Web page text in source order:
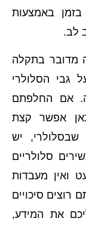
באמצעות
לב.
מדובר בתקלה
גבי הסלולרי
אם החלפתם
אפשר קצת
יש
סלולריים
ואין מעבדות
סיכויים
את המידע,